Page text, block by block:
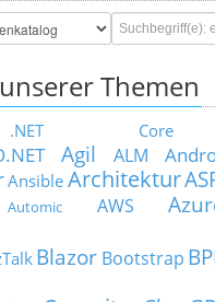
Themen
.NET Core
Agil ALM
Ansible Architektur
Automic AWS
Blazor Bootstrap